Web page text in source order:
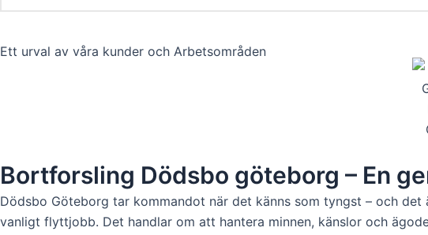
Ett urval av våra kunder och Arbetsområden
Bortforsling Dödsbo göteborg – En
Dödsbo Göteborg tar kommandot när det känns som tyngst – och
vanligt flyttjobb. Det handlar om att hantera minnen, känslor och